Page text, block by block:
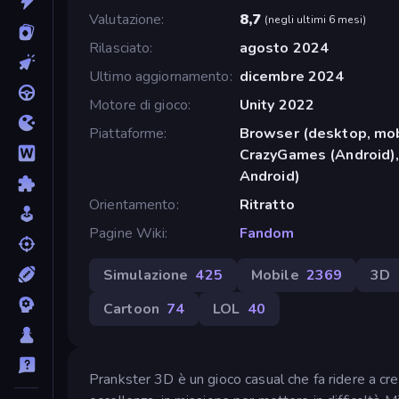
Valutazione
8,7 (negli ultimi 6 mesi)
Rilasciato
agosto 2024
Ultimo aggiornamento
dicembre 2024
Motore di gioco
Unity 2022
Piattaforme
Browser (desktop,
CrazyGames
Android)
Orientamento
Ritratto
Pagine Wiki
Fandom
Simulazione 425 Mobile 2369 3D
Cartoon 74 LOL 40
Prankster 3D è un gioco casual che fa ridere a